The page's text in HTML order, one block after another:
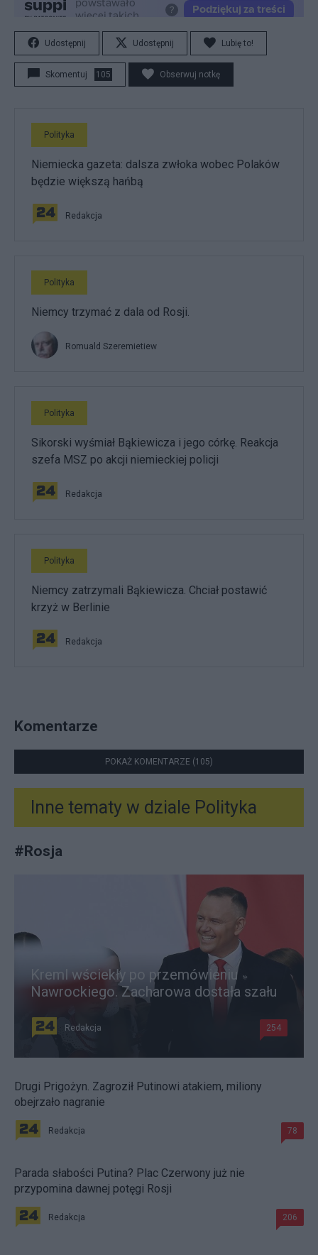
Udostępnij Udostępnij Lubię to!
Skomentuj 105 Obserwuj notkę
Polityka
Niemiecka gazeta: dalsza zwłoka wobec Polaków
będzie większą hańbą
Redakcja
Polityka
Niemcy trzymać z dala od Rosji.
Romuald Szeremietiew
Polityka
Sikorski wyśmiał Bąkiewicza i jego córkę. Reakcja
szefa MSZ po akcji niemieckiej policji
Redakcja
Polityka
Niemcy zatrzymali Bąkiewicza. Chciał postawić
krzyż w Berlinie
Redakcja
Komentarze
POKAŻ KOMENTARZE (105)
Inne tematy w dziale Polityka
#Rosja
Kreml wściekły po przemówieniu
Nawrockiego. Zacharowa dostała szału
Redakcja 254
Drugi Prigożyn. Zagroził Putinowi atakiem, miliony
obejrzało nagranie
Redakcja 78
Parada słabości Putina? Plac Czerwony już nie
przypomina dawnej potęgi Rosji
Redakcja 206